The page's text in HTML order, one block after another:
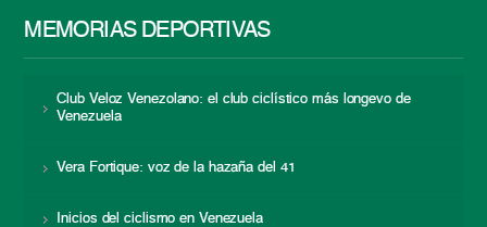
MEMORIAS DEPORTIVAS
Club Veloz Venezolano: el club ciclístico más longevo de
Venezuela
Vera Fortique: voz de la hazaña del 41
Inicios del ciclismo en Venezuela